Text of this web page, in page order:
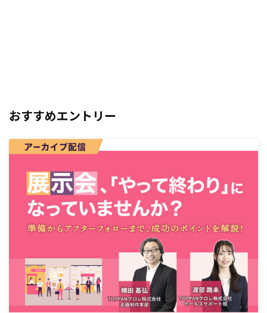
おすすめエントリー